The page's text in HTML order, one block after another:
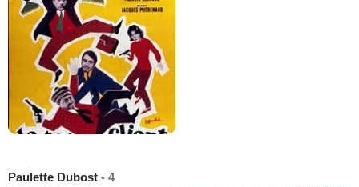
Paulette Dubost - 4